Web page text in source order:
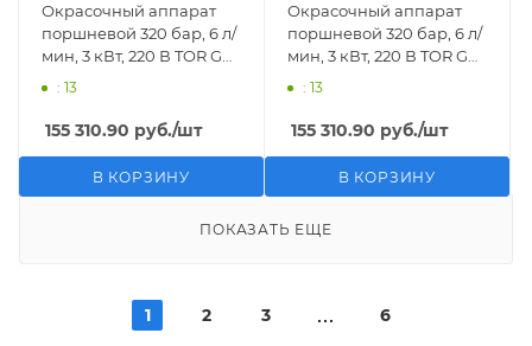
Окрасочный аппарат
поршневой 320 бар, 6 л/
мин, 3 кВт, 220 В TOR GD-
1095
: 13
155 310.90 руб./шт
В КОРЗИНУ
Окрасочный аппарат
поршневой 320 бар, 6 л/
мин, 3 кВт, 220 В TOR GD-
1095
: 13
155 310.90 руб./шт
В КОРЗИНУ
ПОКАЗАТЬ ЕЩЕ
1 2 3 6